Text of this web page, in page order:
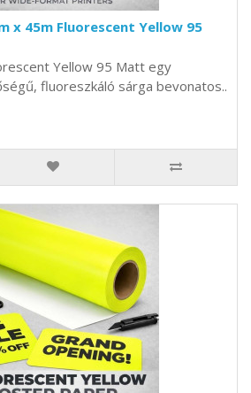
x 45m Fluorescent Yellow 95
Yellow 95 Matt egy
fluoreszkáló sárga bevonatos..